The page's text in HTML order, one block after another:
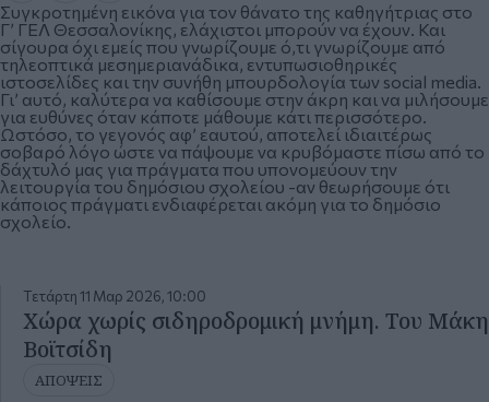
Συγκροτημένη εικόνα για τον θάνατο της καθηγήτριας στο
Γ’ ΓΕΛ Θεσσαλονίκης, ελάχιστοι μπορούν να έχουν. Και
σίγουρα όχι εμείς που γνωρίζουμε ό,τι γνωρίζουμε από
τηλεοπτικά μεσημεριανάδικα, εντυπωσιοθηρικές
ιστοσελίδες και την συνήθη μπουρδολογία των social media.
Γι’ αυτό, καλύτερα να καθίσουμε στην άκρη και να μιλήσουμε
για ευθύνες όταν κάποτε μάθουμε κάτι περισσότερο.
Ωστόσο, το γεγονός αφ’ εαυτού, αποτελεί ιδιαιτέρως
σοβαρό λόγο ώστε να πάψουμε να κρυβόμαστε πίσω από το
δάχτυλό μας για πράγματα που υπονομεύουν την
λειτουργία του δημόσιου σχολείου -αν θεωρήσουμε ότι
κάποιος πράγματι ενδιαφέρεται ακόμη για το δημόσιο
σχολείο.
Τετάρτη 11 Μαρ 2026, 10:00
Χώρα χωρίς σιδηροδρομική μνήμη. Του Μάκη
Βοϊτσίδη
ΑΠΟΨΕΙΣ